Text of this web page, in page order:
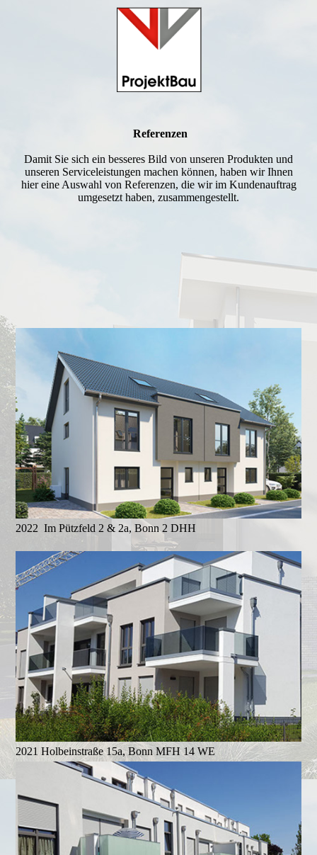
Referenzen
Damit Sie sich ein besseres Bild von unseren Produkten und
unseren Serviceleistungen machen können, haben wir Ihnen
hier eine Auswahl von Referenzen, die wir im Kundenauftrag
umgesetzt haben, zusammengestellt.
2022 Im Pützfeld 2 & 2a, Bonn 2 DHH
2021 Holbeinstraße 15a, Bonn MFH 14 WE